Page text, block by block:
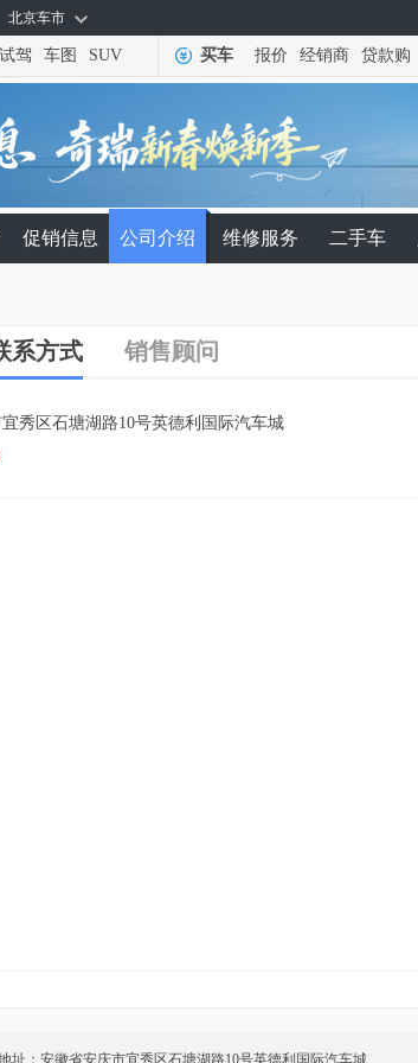
北京车市
试驾 车图 SUV 买车 报价 经销商 贷款购
促销信息 公司介绍 维修服务 二手车
系方式 销售顾问
秀区石塘湖路10号英德利国际汽车城
址：安徽省安庆市宜秀区石塘湖路10号英德利国际汽车城